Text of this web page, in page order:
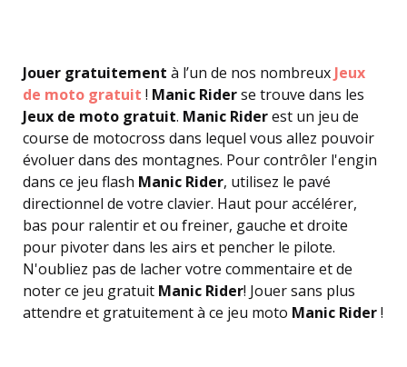
Jouer gratuitement à l’un de nos nombreux Jeux
de moto gratuit ! Manic Riderse trouve dans les
Jeux de moto gratuit. Manic Riderest un jeu de
course de motocross dans lequel vous allez pouvoir
évoluer dans des montagnes. Pour contrôler l'engin
dans ce jeu flash Manic Rider, utilisez le pavé
directionnel de votre clavier. Haut pour accélérer,
bas pour ralentir et ou freiner, gauche et droite
pour pivoter dans les airs et pencher le pilote.
N'oubliez pas de lacher votre commentaire et de
noter ce jeu gratuit Manic Rider! Jouer sans plus
attendre et gratuitement à ce jeu moto Manic Rider!